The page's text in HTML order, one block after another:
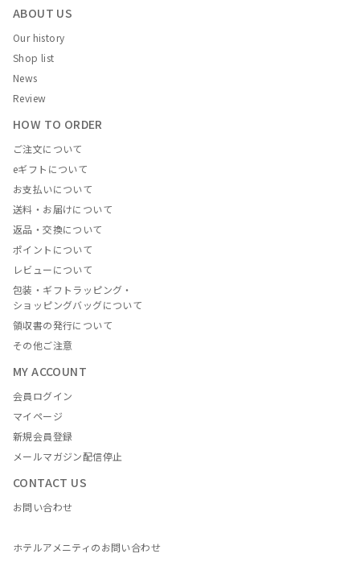
ABOUT US
Our history
Shop list
News
Review
HOW TO ORDER
ご注文について
eギフトについて
お支払いについて
送料・お届けについて
返品・交換について
ポイントについて
レビューについて
包装・ギフトラッピング・
ショッピングバッグについて
領収書の発行について
その他ご注意
MY ACCOUNT
会員ログイン
マイページ
新規会員登録
メールマガジン配信停止
CONTACT US
お問い合わせ
ホテルアメニティのお問い合わせ